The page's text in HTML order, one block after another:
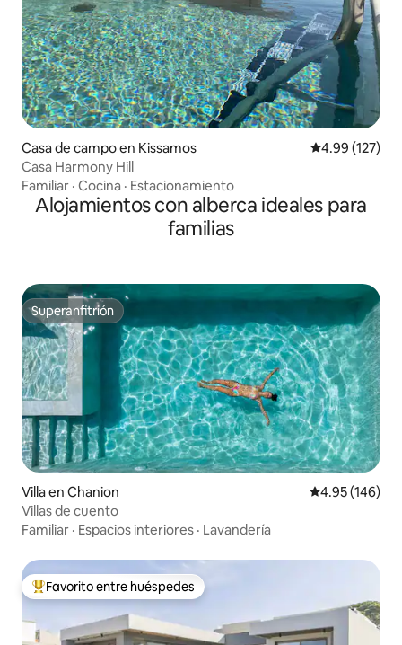
Casa de campo en Kissamos Calificación
4.99 (127)
Casa Harmony Hill
Familiar · Cocina · Estacionamiento
Alojamientos con alberca ideales para
familias
Superanfitrión
Superanfitrión
Villa en Chanion Calificación
4.95 (146)
Villas de cuento
Familiar · Espacios interiores · Lavandería
De los mejores en Favorito entre huéspedes
Favorito entre huéspedes